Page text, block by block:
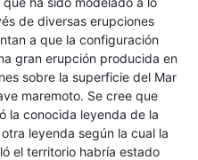
de diversas erupciones
a que la configuración
gran erupción producida en
sobre la superficie del Mar
maremoto. Se cree que
la conocida leyenda de la
leyenda según la cual la
el territorio habría estado